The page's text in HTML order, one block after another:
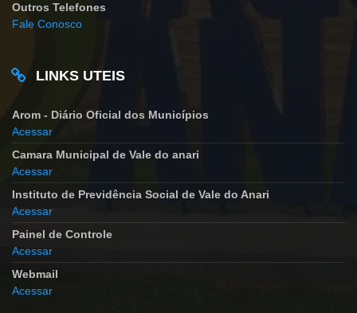
Outros Telefones
Fale Conosco
LINKS UTEIS
Arom - Diário Oficial dos Municípios
Acessar
Camara Municipal de Vale do anari
Acessar
Instituto de Previdência Social de Vale do Anari
Acessar
Painel de Controle
Acessar
Webmail
Acessar